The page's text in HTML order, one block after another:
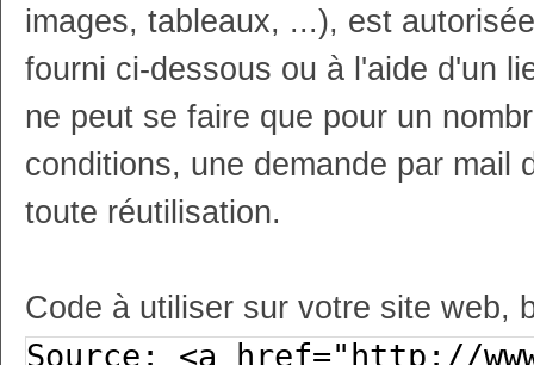
images, tableaux, ...), est
fourni ci-dessous ou à l'aide d'un
ne peut se faire que pour un
conditions, une demande par mail
toute réutilisation.
Code à utiliser sur votre site web,